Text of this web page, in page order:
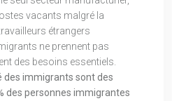
vacants malgré la
étrangers
ne prennent pas
des besoins essentiels.
des immigrants sont des
des personnes immigrantes